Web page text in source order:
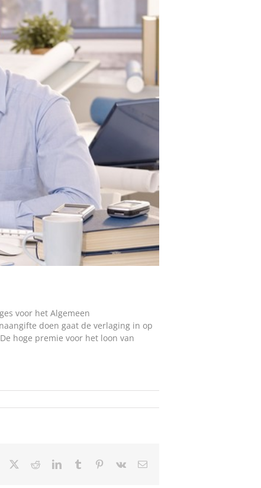
voor het Algemeen
doen gaat de verlaging in op
hoge premie voor het loon van
Facebook RedditLinkedInTumblr Pinterest
Vk Email